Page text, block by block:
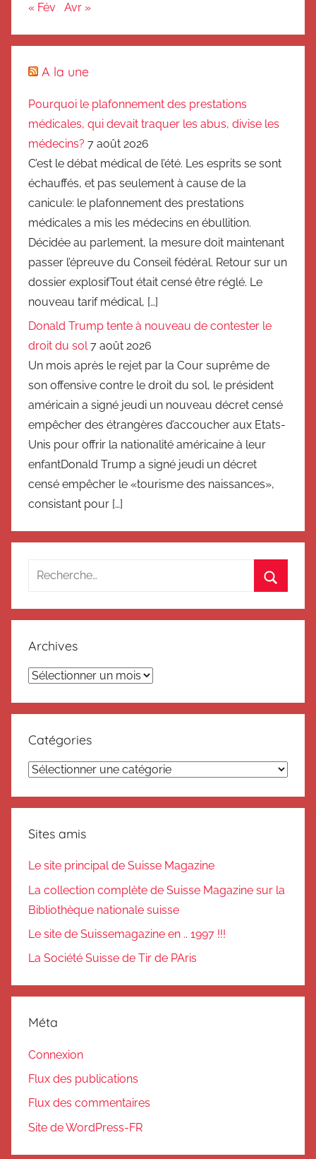
« Fév Avr »
A la une
Pourquoi le plafonnement des prestations
médicales, qui devait traquer les abus, divise les
médecins? 7 août 2026
C’est le débat médical de l’été. Les esprits se sont
échauffés, et pas seulement à cause de la
canicule: le plafonnement des prestations
médicales a mis les médecins en ébullition.
Décidée au parlement, la mesure doit maintenant
passer l’épreuve du Conseil fédéral. Retour sur un
dossier explosifTout était censé être réglé. Le
nouveau tarif médical, […]
Donald Trump tente à nouveau de contester le
droit du sol 7 août 2026
Un mois après le rejet par la Cour suprême de
son offensive contre le droit du sol, le président
américain a signé jeudi un nouveau décret censé
empêcher des étrangères d’accoucher aux Etats-
Unis pour offrir la nationalité américaine à leur
enfantDonald Trump a signé jeudi un décret
censé empêcher le «tourisme des naissances»,
consistant pour […]
Recherche
:
Archives
Archives
Catégories
Catégories
Sites amis
Le site principal de Suisse Magazine
La collection complète de Suisse Magazine sur la
Bibliothèque nationale suisse
Le site de Suissemagazine en .. 1997 !!!
La Société Suisse de Tir de PAris
Méta
Connexion
Flux des publications
Flux des commentaires
Site de WordPress-FR